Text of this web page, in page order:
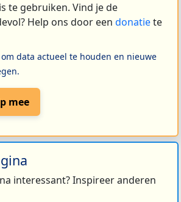
te gebruiken. Vind je de
Help ons door een donatiete
data actueel te houden en nieuwe
mee
interessant? Inspireer anderen